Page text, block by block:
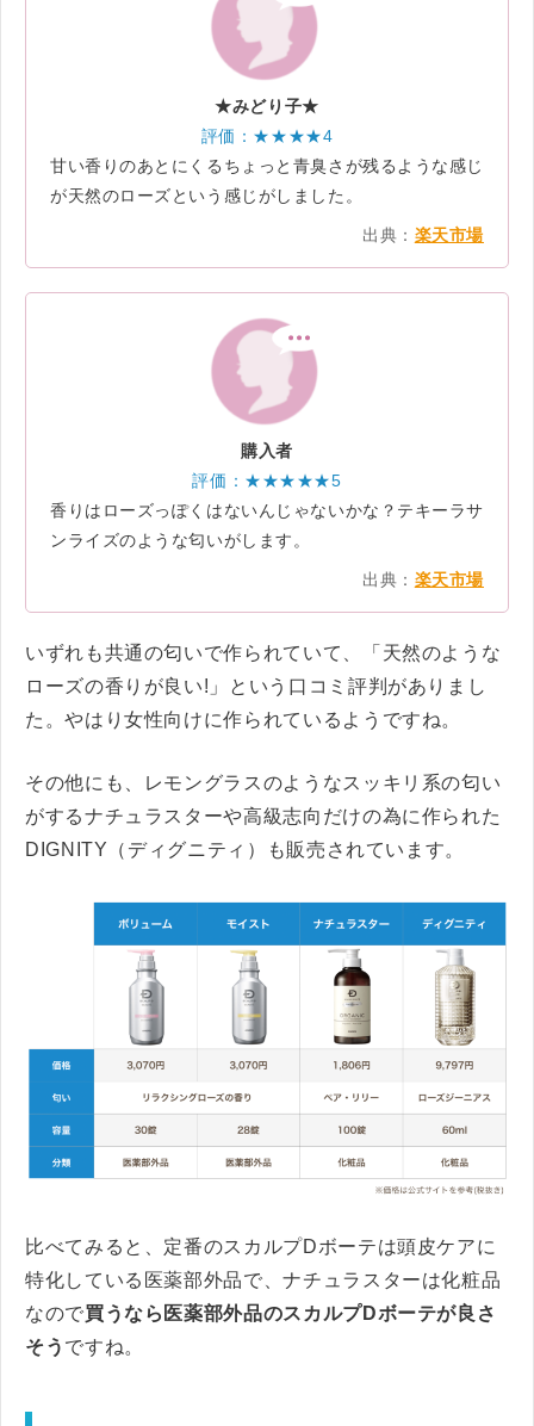
★みどり子★
評価：★★★★4
甘い香りのあとにくるちょっと青臭さが残るような感じ
が天然のローズという感じがしました。
出典： 楽天市場
購入者
評価：★★★★★5
香りはローズっぽくはないんじゃないかな？テキーラサ
ンライズのような匂いがします。
出典： 楽天市場
いずれも共通の匂いで作られていて、「天然のような
ローズの香りが良い!」という口コミ評判がありまし
た。やはり女性向けに作られているようですね。
その他にも、レモングラスのようなスッキリ系の匂い
がするナチュラスターや高級志向だけの為に作られた
DIGNITY（ディグニティ）も販売されています。
比べてみると、定番のスカルプDボーテは頭皮ケアに
特化している医薬部外品で、ナチュラスターは化粧品
なので買うなら医薬部外品のスカルプDボーテが良さ
そう ですね。